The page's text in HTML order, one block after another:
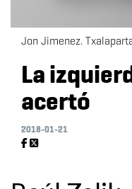
Jon Jimenez.
La
acertó
2018-01-21